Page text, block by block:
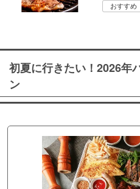
おすすめ
初夏に行きたい！2026年
ン